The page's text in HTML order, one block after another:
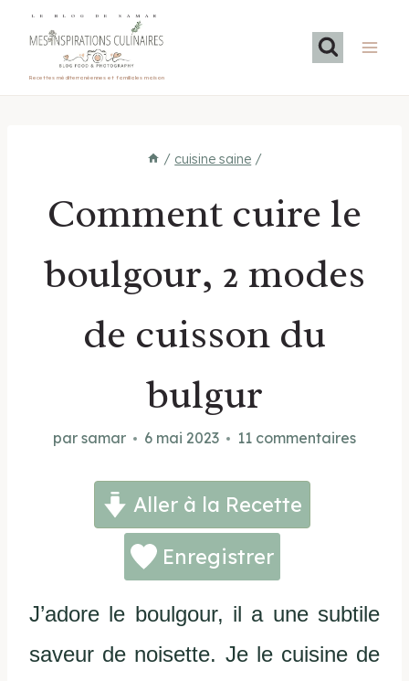
LE BLOG DE SAMAR
Recettes méditerranéennes et familiales maison
/ cuisine saine /
Comment cuire le
boulgour, 2 modes
de cuisson du
bulgur
par samar 6 mai 2023 11 commentaires
Aller à la Recette
Enregistrer
J’adore le boulgour, il a une subtile
saveur de noisette. Je le cuisine de